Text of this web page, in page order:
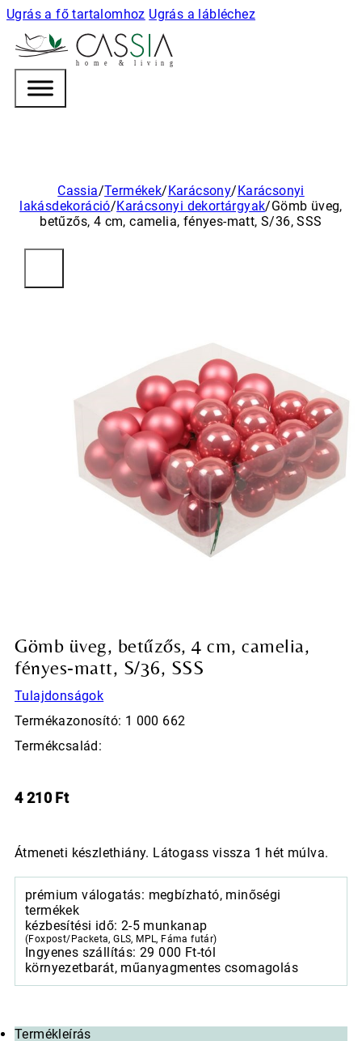
Ugrás a fő tartalomhoz Ugrás a lábléchez
h o m e & l i v i n g
Cassia/Termékek/Karácsony/Karácsonyi
lakásdekoráció/Karácsonyi dekortárgyak/Gömb üveg,
betűzős, 4 cm, camelia, fényes-matt, S/36, SSS
Gömb üveg, betűzős, 4 cm, camelia,
fényes-matt, S/36, SSS
Tulajdonságok
Termékazonosító: 1 000 662
Termékcsalád:
4 210 Ft
Átmeneti készlethiány. Látogass vissza 1 hét múlva.
prémium válogatás: megbízható, minőségi
termékek
kézbesítési idő: 2-5 munkanap
(Foxpost/Packeta, GLS, MPL, Fáma futár)
Ingyenes szállítás: 29 000 Ft-tól
környezetbarát, műanyagmentes csomagolás
Termékleírás